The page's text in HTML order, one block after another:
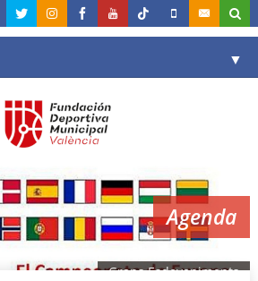
▼
▼
▼
Agenda
Grans Esdeveniments